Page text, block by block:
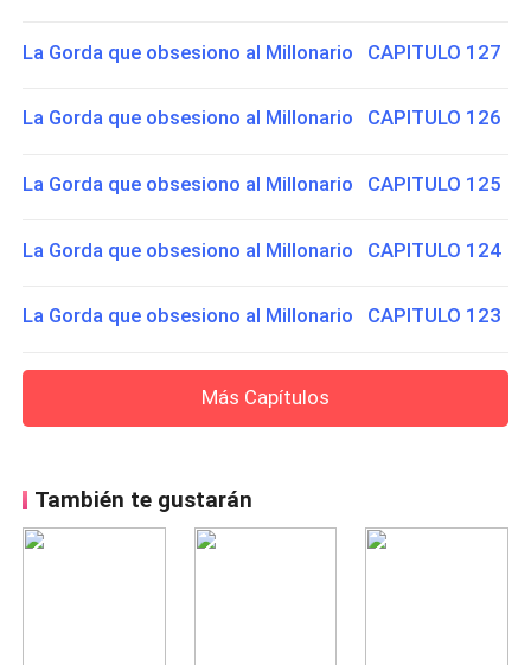
La Gorda que obsesiono al Millonario CAPITULO 127
La Gorda que obsesiono al Millonario CAPITULO 126
La Gorda que obsesiono al Millonario CAPITULO 125
La Gorda que obsesiono al Millonario CAPITULO 124
La Gorda que obsesiono al Millonario CAPITULO 123
Más Capítulos
También te gustarán